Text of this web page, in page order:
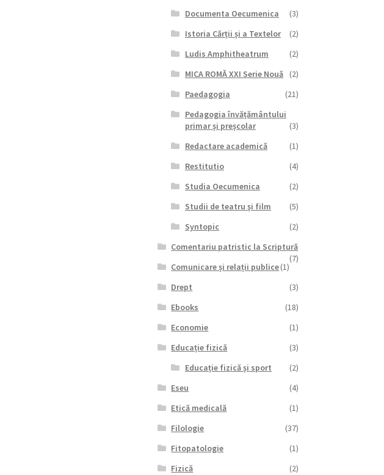
Documenta Oecumenica
(3)
Istoria Cărții și a Textelor
(2)
Ludis Amphitheatrum
(2)
MICA ROMĂ XXI Serie Nouă
(2)
Paedagogia
(21)
Pedagogia învățământului
primar și preșcolar
(3)
Redactare academică
(1)
Restitutio
(4)
Studia Oecumenica
(2)
Studii de teatru şi film
(5)
Syntopic
(2)
Comentariu patristic la Scriptură
(7)
Comunicare și relații publice(1)
Drept
(3)
Ebooks
(18)
Economie
(1)
Educație fizică
(3)
Educație fizică și sport
(2)
Eseu
(4)
Etică medicală
(1)
Filologie
(37)
Fitopatologie
(1)
Fizică
(2)